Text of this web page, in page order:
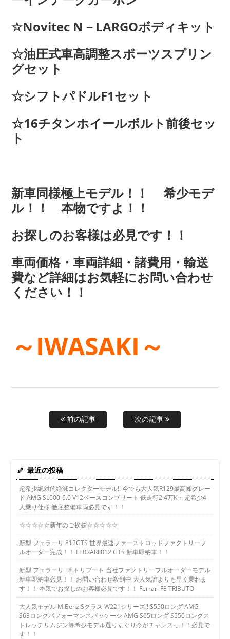
☆Novitec N－LARGOボディキット
☆油圧式車高調整スポーツスプリン
グセット
☆シフトパドルF1セット
☆16チタンホイールボルト前後セッ
ト
新車同様極上モデル！！ 希少モデ
ル！！ 本物ですよ！！
お探しのお客様は必見です！！
車両価格・車両詳細・諸費用・輸送
費など詳細はお気軽にお問い合わせ
ください！！
～IWASAKI～
前の記事 次の記事
最近の投稿
超希少絶対的絶滅コレクターモデル!! 今でも大人気R129最高峰グレー
ド AMG SL600-6.0 V12ベースコンプリート 低走行2.4万Km 超希少4
人乗り仕様 徹底整備車両必見です！！
☆☆☆☆☆新年のご挨拶☆☆☆☆☆
新型 フェラーリ 812GTS 世界最速ファーストロッドファクトリーフ
ルオーダー完成！！ FERRARI 812 GTS 新車即納車！！
新型 フェラーリ F8 トリブート 当社ファクトリーフルオーダーモデル
新車即納車必見！！ お問い合わせ殺到中 大人気誰よりも早く乗れま
す！！ 本気でお探しのお客様必見です！！ Ferrari F8 TRIBUTO
大人気モデル M.Benz Sクラス W221シリーズ!! S550ロング AMG
S63ロングパフォーマンスパッケージ AMG S65ロング S550ロングス
トレッチリムジン等希少モデル選りすぐり今がチャンスっ！！必見で
す！！